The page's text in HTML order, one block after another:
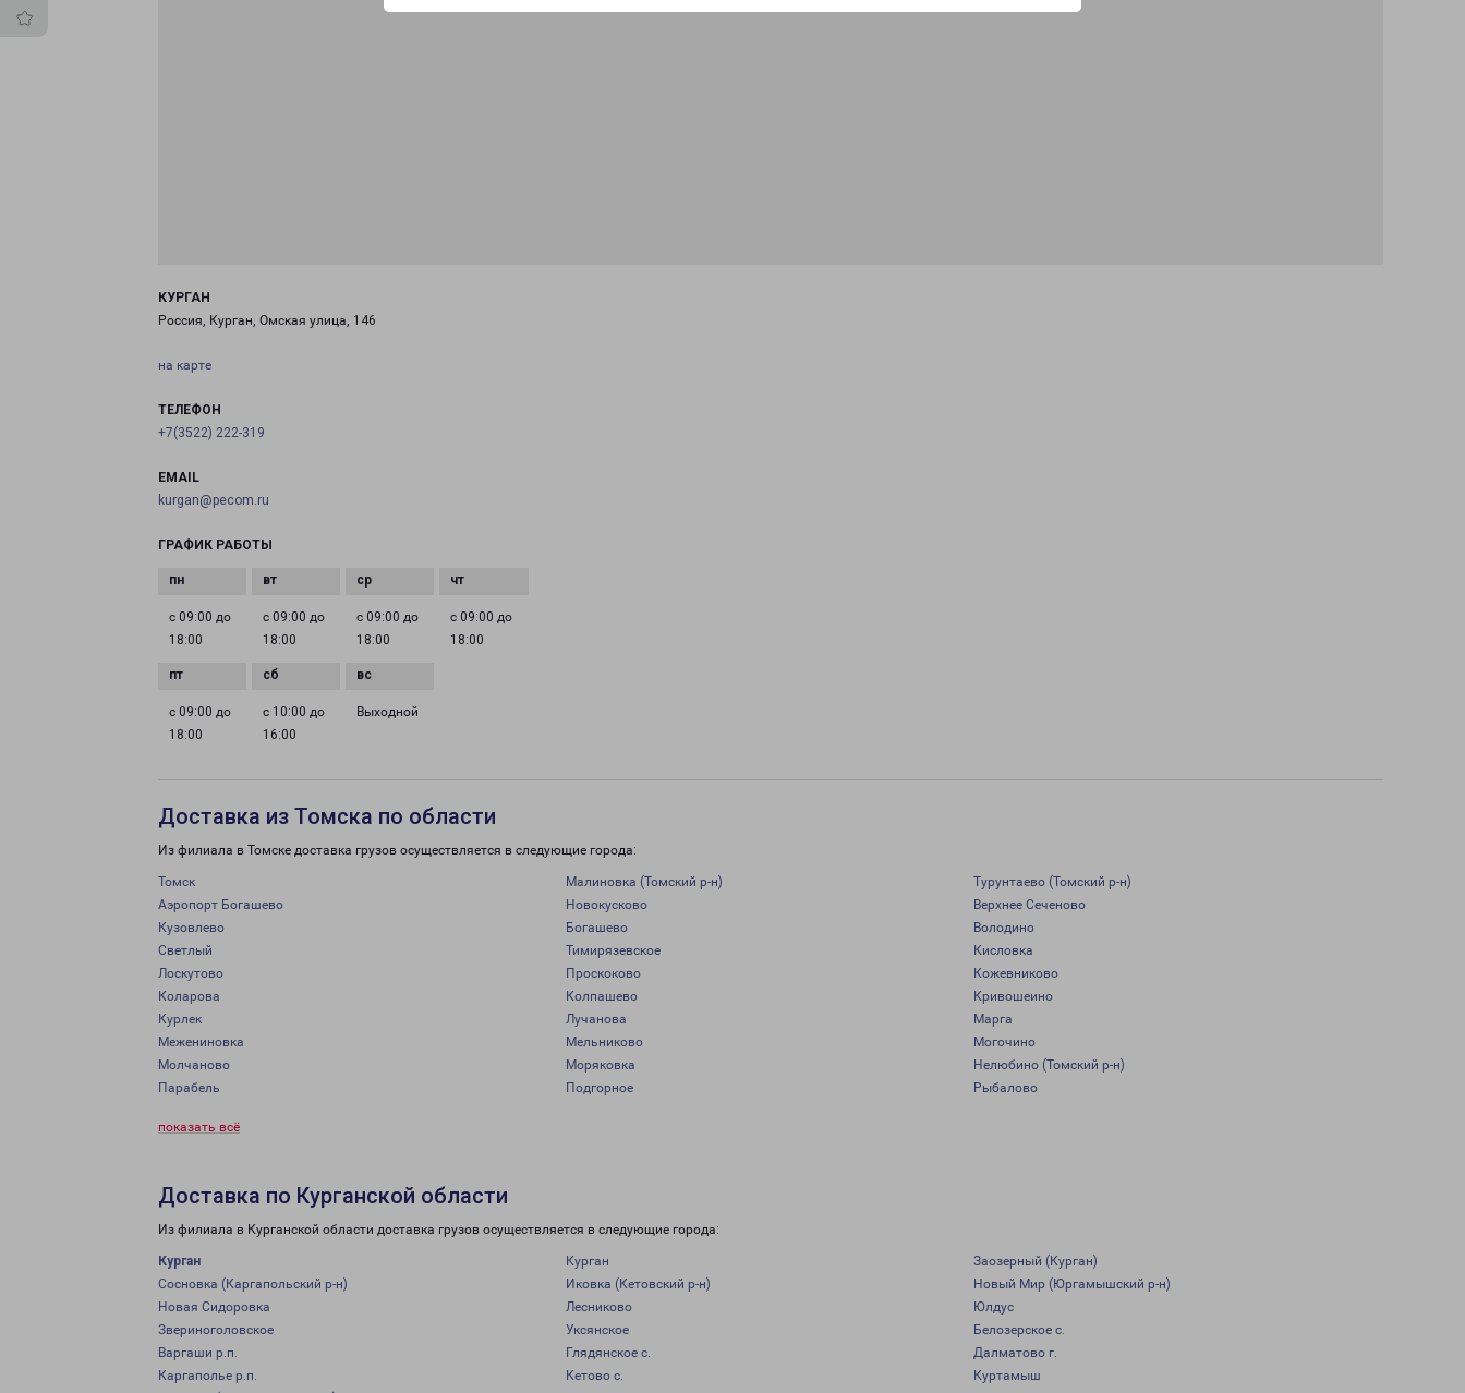
КУРГАН
Россия, Курган, Омская улица, 146
на карте
ТЕЛЕФОН
+7(3522) 222-319
EMAIL
kurgan@pecom.ru
ГРАФИК РАБОТЫ
с 09:00 до
18:00
с 09:00 до
18:00
с 09:00 до
18:00
с 09:00 до
18:00
с 09:00 до
18:00
с 10:00 до
16:00
Выходной
Доставка из Томска по области
Из филиала в Томске доставка грузов осуществляется в следующие города:
Томск Малиновка (Томский р-н)
Турунтаево (Томский р-н)
Аэропорт Богашево
Новокусково
Верхнее Сеченово
Кузовлево
Богашево
Володино
Светлый
Тимирязевское
Кисловка
Лоскутово
Проскоково
Кожевниково
Коларова
Колпашево
Кривошеино
Курлек
Лучанова
Марга
Межениновка
Мельниково
Могочино
Молчаново
Моряковка
Нелюбино (Томский р-н)
Парабель
Подгорное Рыбалово
показать всё
Доставка по Курганской области
Из филиала в Курганской области доставка грузов осуществляется в следующие города:
Курган Курган
Заозерный (Курган)
Сосновка (Каргапольский р-н)
Иковка (Кетовский р-н)
Новый Мир (Юргамышский р-н)
Новая Сидоровка
Лесниково
Юлдус
Звериноголовское
Уксянское
Белозерское с.
Варгаши р.п.
Глядянское с.
Далматово г.
Каргаполье р.п.
Кетово с.
Куртамыш